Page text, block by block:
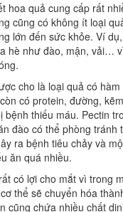
hoa quả cung cấp rất
cũng có không ít loại
lớn đến sức khỏe. Ví
hè như đào, mận, vải…
cho là loại quả có
có protein, đường,
bệnh thiếu máu. Pectin
đào có thể phòng tránh
ra bệnh tiêu chảy và
ăn quá nhiều.
có lợi cho mắt vì trong
thể sẽ chuyển hóa
cũng chứa nhiều chất